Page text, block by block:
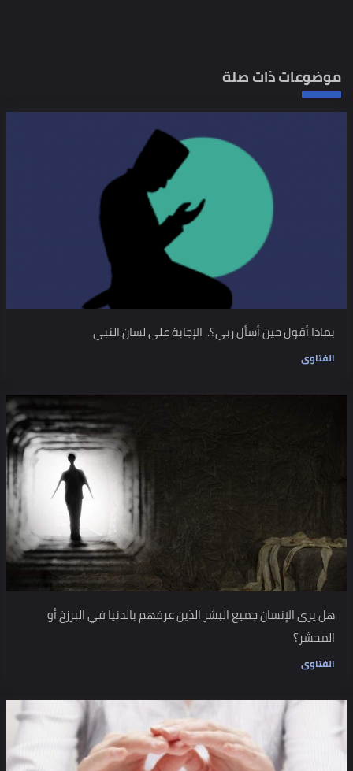
موضوعات ذات صلة
بماذا أقول حين أسأل ربي؟.. الإجابة على لسان النبي
الفتاوى
هل يرى الإنسان جميع البشر الذين عرفهم بالدنيا في البرزخ أو
المحشر؟
الفتاوى